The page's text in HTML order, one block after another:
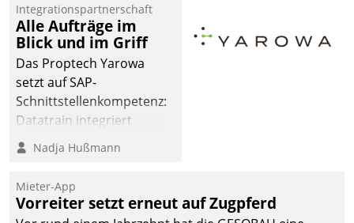
Integrationspartnerschaft
Alle Aufträge im
Blick und im Griff
Das Proptech Yarowa
setzt auf SAP-
Schnittstellenkompetenz:
Datatrain integriert
Yarowas Portal zur
Vergabe und Verwaltung
operativen
Instandhaltung in die
Nadja Hußmann
Mieter-App
Vorreiter setzt erneut auf Zugpferd